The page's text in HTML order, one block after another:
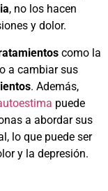
, no los hacen
y dolor.
como la
a cambiar sus
. Además,
puede
a abordar sus
lo que puede ser
y la depresión.